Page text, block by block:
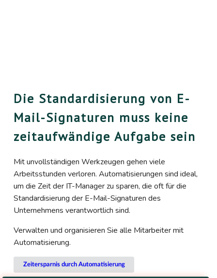
Die Standardisierung von E-
Mail-Signaturen muss keine
zeitaufwändige Aufgabe sein
Mit unvollständigen Werkzeugen gehen viele
Arbeitsstunden verloren. Automatisierungen sind ideal,
um die Zeit der IT-Manager zu sparen, die oft für die
Standardisierung der E-Mail-Signaturen des
Unternehmens verantwortlich sind.
Verwalten und organisieren Sie alle Mitarbeiter mit
Automatisierung.
Zeitersparnis durch Automatisierung